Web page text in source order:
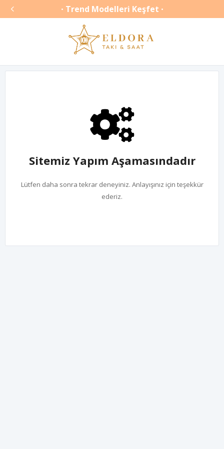
 • Trend Modelleri Keşfet •
Sitemiz Yapım Aşamasındadır
Lütfen daha sonra tekrar deneyiniz. Anlayışınız için teşekkür
ederiz.